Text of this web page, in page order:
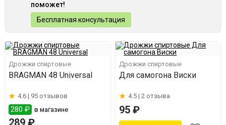
поможет!
Бесплатная консультация
Дрожжи спиртовые
BRAGMAN 48 Universal
4.6 | 95 отзывов
280 ₽ в магазине
289 ₽
Дрожжи спиртовые
Для самогона Виски
4.5 |2 отзыва
95 ₽